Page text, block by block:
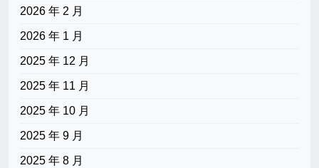
2026 年 2 月
2026 年 1 月
2025 年 12 月
2025 年 11 月
2025 年 10 月
2025 年 9 月
2025 年 8 月